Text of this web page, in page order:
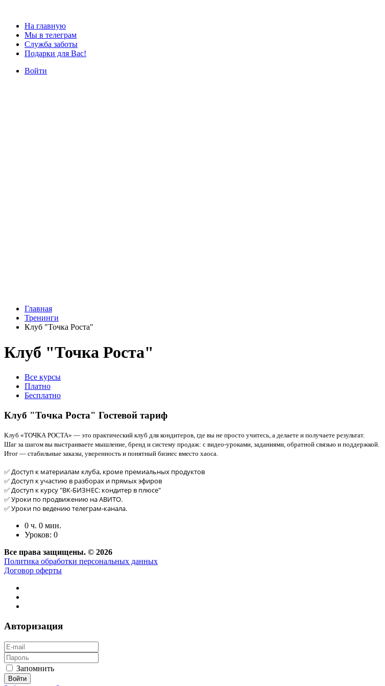
На главную
Мы в телеграм
Служба заботы
Подарки для Вас!
Войти
Главная
Тренинги
Клуб "Точка Роста"
Клуб "Точка Роста"
Все курсы
Платно
Бесплатно
Клуб "Точка Роста" Гостевой тариф
Клуб «ТОЧКА РОСТА» — это практический клуб для кондитеров, где вы не просто учитесь, а делаете и получаете результат.
Шаг за шагом вы выстраиваете мышление, бренд и систему продаж: с видео-уроками, заданиями, обратной связью и поддержкой.
Итог — стабильные заказы, уверенность и понятный бизнес вместо хаоса.
✅ Доступ к материалам клуба, кроме премиальных продуктов
✅ Доступ к участию в разборах и прямых эфиров
✅ Доступ к курсу "ВК-БИЗНЕС: кондитер в плюсе"
✅ Уроки по продвижению на АВИТО.
✅ Уроки по ведению телеграм-канала.
0 ч. 0 мин.
Уроков: 0
Все права защищены. © 2026
Политика обработки персональных данных
Договор оферты
Авторизация
Запомнить